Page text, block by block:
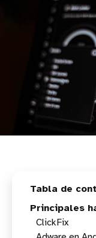
Principales
ClickFix